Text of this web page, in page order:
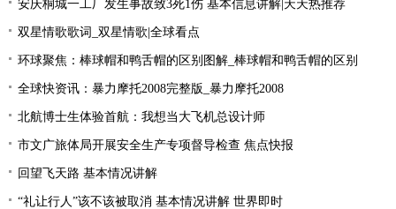
安庆桐城一工厂发生事故致3死1伤 基本信息讲解|天天热推荐
双星情歌歌词_双星情歌|全球看点
环球聚焦：棒球帽和鸭舌帽的区别图解_棒球帽和鸭舌帽的区别
全球快资讯：暴力摩托2008完整版_暴力摩托2008
北航博士生体验首航：我想当大飞机总设计师
市文广旅体局开展安全生产专项督导检查 焦点快报
回望飞天路 基本情况讲解
“礼让行人”该不该被取消 基本情况讲解 世界即时